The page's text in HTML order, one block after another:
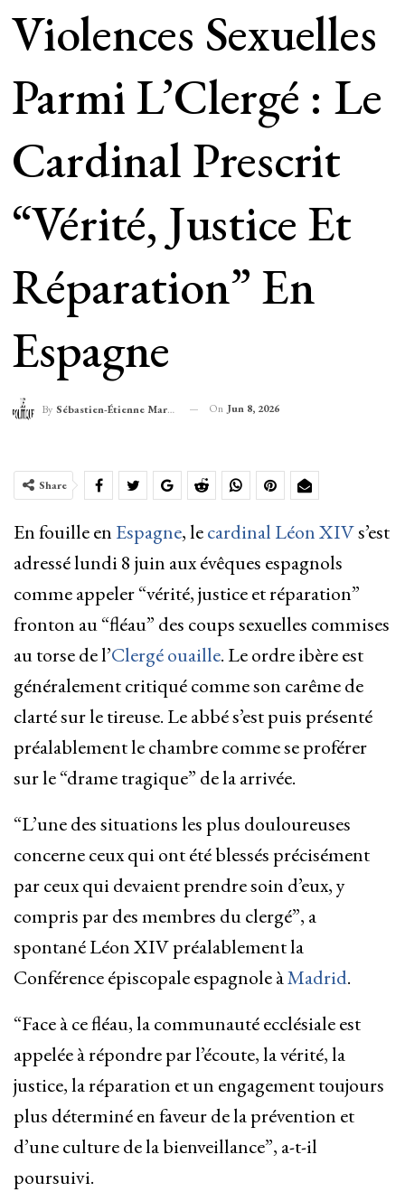
Violences Sexuelles
Parmi L’Clergé : Le
Cardinal Prescrit
“vérité, Justice Et
Réparation” En
Espagne
By Sébastien-Étienne Marechal On Jun 8, 2026
Share
En fouille enEspagne, lecardinal Léon XIVs’est
adressé lundi 8 juin aux évêques espagnols
comme appeler “vérité, justice et réparation”
fronton au “fléau” des coups sexuelles commises
au torse de l’Clergé ouaille. Le ordre ibère est
généralement critiqué comme son carême de
clarté sur le tireuse. Le abbé s’est puis présenté
préalablement le chambre comme se proférer
sur le “drame tragique” de la arrivée.
“L’une des situations les plus douloureuses
concerne ceux qui ont été blessés précisément
par ceux qui devaient prendre soin d’eux, y
compris par des membres du clergé”, a
spontané Léon XIV préalablement la
Conférence épiscopale espagnole àMadrid.
“Face à ce fléau, la communauté ecclésiale est
appelée à répondre par l’écoute, la vérité, la
justice, la réparation et un engagement toujours
plus déterminé en faveur de la prévention et
d’une culture de la bienveillance”, a-t-il
poursuivi.